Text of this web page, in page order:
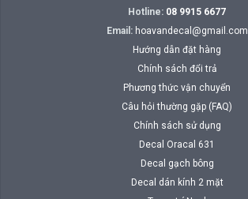
Hotline: 08 9915 6677
Email: hoavandecal@gmail.com
Hướng dẫn đặt hàng
Chính sách đổi trả
Phương thức vận chuyển
Câu hỏi thường gặp (FAQ)
Chính sách sử dụng
Decal Oracal 631
Decal gạch bông
Decal dán kính 2 mặt